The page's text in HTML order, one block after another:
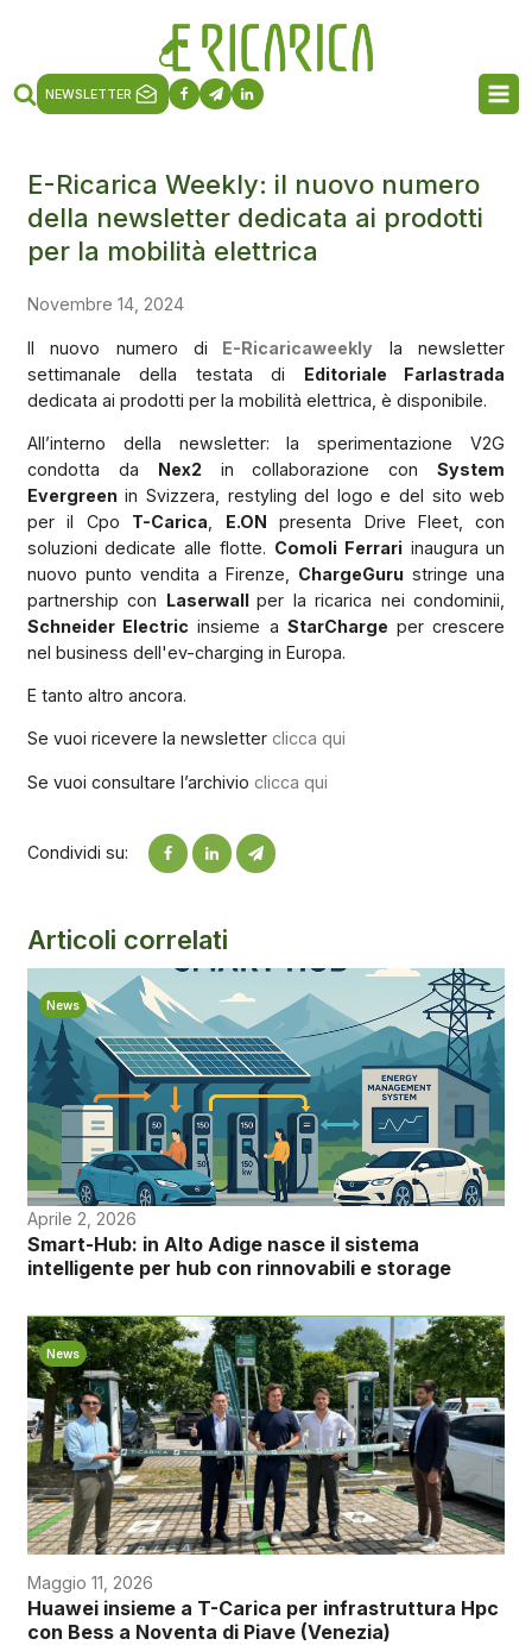
NEWSLETTER
E-Ricarica Weekly: il nuovo numero
della newsletter dedicata ai prodotti
per la mobilità elettrica
Novembre 14, 2024
Il nuovo numero di E-Ricaricaweekly la newsletter
settimanale della testata di Editoriale Farlastrada
dedicata ai prodotti per la mobilità elettrica, è disponibile.
All’interno della newsletter: la sperimentazione V2G
condotta da Nex2 in collaborazione conSystem
Evergreenin Svizzera, restyling del logo e del sito web
per il Cpo T-Carica E.ON presenta Drive Fleet, con
soluzioni dedicate alle flotte. Comoli Ferrariinaugura un
nuovo punto vendita a Firenze, ChargeGuru stringe una
partnership con Laserwallper la ricarica nei condominii,
Schneider Electricinsieme a StarCharge per crescere
nel business dell'ev-charging in Europa.
E tanto altro ancora.
Se vuoi ricevere la newsletter clicca qui
Se vuoi consultare l’archivio clicca qui
Condividi su:
Articoli correlati
News
Aprile 2, 2026
Smart-Hub: in Alto Adige nasce il sistema
intelligente per hub con rinnovabili e storage
News
Maggio 11, 2026
Huawei insieme a T-Carica per infrastruttura Hpc
con Bess a Noventa di Piave (Venezia)